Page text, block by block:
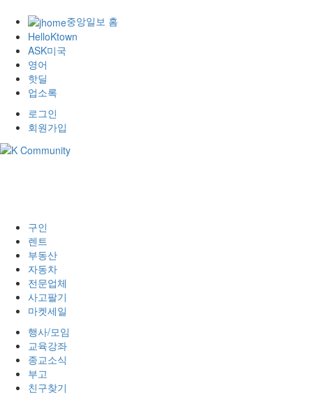
중앙일보 홈
HelloKtown
ASK미국
영어
핫딜
업소록
로그인
회원가입
구인
렌트
부동산
자동차
전문업체
사고팔기
마켓세일
행사/모임
교육강좌
종교소식
부고
친구찾기